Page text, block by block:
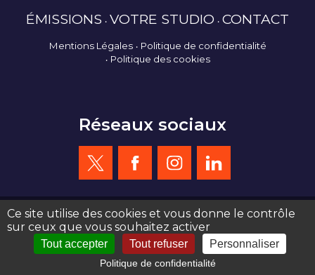
ÉMISSIONS VOTRE STUDIO CONTACT
Mentions Légales
Politique de confidentialité
Politique des cookies
Réseaux sociaux
création site web : agence de communication Serious Team 360°
Ce site utilise des cookies et vous donne le contrôle
sur ceux que vous souhaitez activer
Tout accepter Tout refuser Personnaliser
Politique de confidentialité